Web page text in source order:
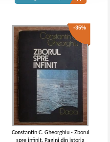
-35%
Constantin C. Gheorghiu - Zborul
spre infinit. Pagini din istoria